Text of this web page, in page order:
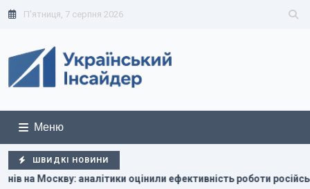
П'ятниця, 7 серпня 2026
Меню
ШВИДКІ НОВИНИ
оцінили ефективність роботи російської ППО